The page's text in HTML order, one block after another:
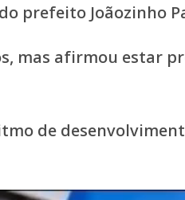
prefeito Joãozinho
mas afirmou estar
de